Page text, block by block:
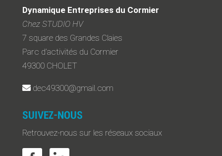
Dynamique Entreprises du Cormier
Chez STUDIO HV
7 square des Grandes Claies
Parc d’activités du Cormier
49300 CHOLET
dec49300@gmail.com
SUIVEZ-NOUS
Retrouvez-nous sur les réseaux sociaux